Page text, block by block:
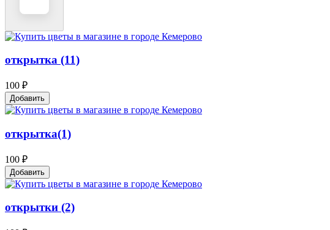
открытка (11)
100 ₽
Добавить
открытка(1)
100 ₽
Добавить
открытки (2)